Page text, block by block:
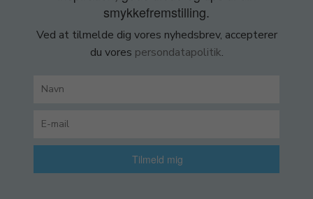
smykkefremstilling.
Ved at tilmelde dig vores nyhedsbrev, accepterer
du vores persondatapolitik.
Tilmeld mig